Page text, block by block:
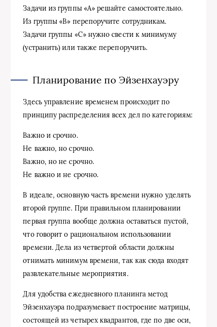
Задачи из группы «А» решайте самостоятельно.
Из группы «В» перепоручите сотрудникам.
Задачи группы «С» нужно свести к минимуму
(устранить) или также перепоручить.
Планирование по Эйзенхауэру
Здесь управление временем происходит по
принципу распределения всех дел по категориям:
Важно и срочно.
Не важно, но срочно.
Важно, но не срочно.
Не важно и не срочно.
В идеале, основную часть времени нужно уделять
второй группе. При правильном планировании
первая группа вообще должна оставаться пустой,
что говорит о рациональном использовании
времени. Дела из четвертой области должны
отнимать минимум времени, так как сюда входят
развлекательные мероприятия.
Для удобства ежедневного планинга метод
Эйзенхауэра подразумевает построение матрицы,
состоящей из четырех квадрантов, где по две оси,